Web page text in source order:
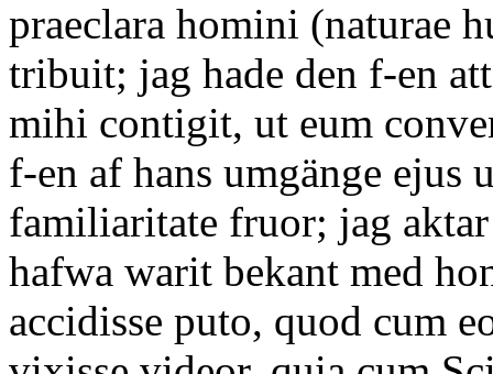
praeclara homini (naturae
tribuit; jag hade den f-en
mihi contigit, ut eum
f-en af hans umgänge ejus
familiaritate fruor; jag
hafwa warit bekant med
accidisse puto, quod cum